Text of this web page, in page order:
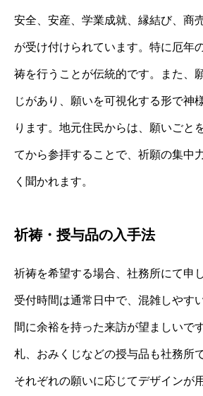
安全、安産、学業成就、縁結び、商
が受け付けられています。特に厄年
祷を行うことが伝統的です。また、
じがあり、願いを可視化する形で神
ります。地元住民からは、願いごと
てから参拝することで、祈願の集中
く聞かれます。
祈祷・授与品の入手法
祈祷を希望する場合、社務所にて申
受付時間は通常日中で、混雑しやす
間に余裕を持った来訪が望ましいで
札、おみくじなどの授与品も社務所
それぞれの願いに応じてデザインが